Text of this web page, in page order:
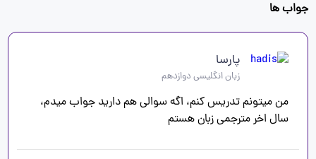
جواب ها
پارسا
زبان انگلیسی دوازدهم
سال اخر مترجمی زبان هستم